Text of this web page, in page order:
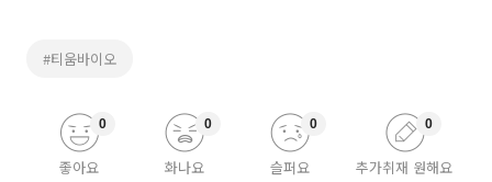
#티움바이오
좋아요
0
화나요
0
슬퍼요
0
추가취재 원해요
0